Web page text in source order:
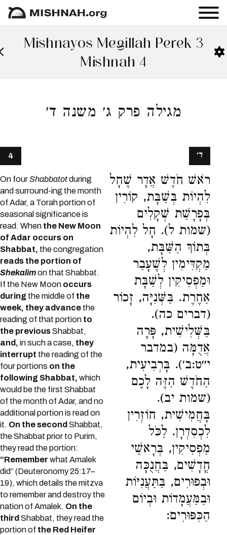
Mishnayos Megillah Perek 3
Mishnah 4
מגילה פרק ג׳ משנה ד׳
4
On fourShabbatotduring
and surround-ing the month
of Adar, a Torah portion of
seasonal significance is
read. When the New Moon
of Adar occurs on
Shabbat, the congregation
reads the portion of
Shekalimon that Shabbat.
If the New Moon occurs
during the middle of the
week, they advance the
reading of that portion to
the previousShabbat,
and, in such a case, they
interrupt the reading of the
four portions on the
following Shabbat, which
would be the first Shabbat
of the month of Adar, and no
additional portion is read on
it. On the second Shabbat,
the Shabbat prior to Purim,
they read the portion:
“Remember what Amalek
did” (Deuteronomy 25:17–
19), which details the mitzva
to remember and destroy the
nation of Amalek. On the
third Shabbat, they read the
portion of the Red Heifer
רֹאשׁ חֹדֶשׁ אֲדָר שֶׁחָל
לִהְיוֹת בְּשַׁבָּת, קוֹרִין
בְּפָרָשַׁת שְׁקָלִים
(שמות ל). חָל לִהְיוֹת
בְּתוֹךְ הַשַּׁבָּת,
מַקְדִּימִין לְשֶׁעָבַר
וּמַפְסִיקִין לְשַׁבָּת
אַחֶרֶת. בַּשְּׁנִיָּה, זָכוֹר
(דברים כה).
בַּשְּׁלִישִׁית, פָּרָה
אֲדֻמָּה (במדבר
י״ט:ב׳). בָּרְבִיעִית,
הַחֹדֶשׁ הַזֶּה לָכֶם
(שמות יב).
בָּחֲמִישִׁית, חוֹזְרִין
לִכְסִדְרָן. לַכֹּל
מַפְסִיקִין, בְּרָאשֵׁי
חֳדָשִׁים, בַּחֲנֻכָּה
וּבְפוּרִים, בַּתַּעֲנִיּוֹת
וּבַמַּעֲמָדוֹת וּבְיוֹם
הַכִּפּוּרִים:
ד׳